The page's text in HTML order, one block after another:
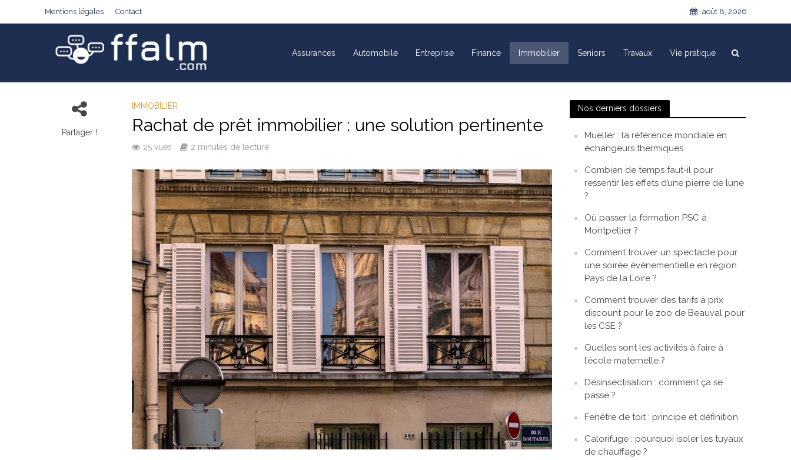
Mentions légales Contact août 8, 2026
Assurances Automobile Entreprise Finance Immobilier Seniors Travaux Vie pratique
Partager !
IMMOBILIER
Rachat de prêt immobilier : une solution pertinente
25 vues 2 minutes de lecture
Nos derniers dossiers
Mueller : la référence mondiale en
échangeurs thermiques
Combien de temps faut-il pour
ressentir les effets d’une pierre de lune
?
Où passer la formation PSC à
Montpellier ?
Comment trouver un spectacle pour
une soirée événementielle en région
Pays de la Loire ?
Comment trouver des tarifs à prix
discount pour le zoo de Beauval pour
les CSE ?
Quelles sont les activités à faire à
l’école maternelle ?
Désinsectisation : comment ça se
passe ?
Fenêtre de toit : principe et définition
Calorifuge : pourquoi isoler les tuyaux
de chauffage ?